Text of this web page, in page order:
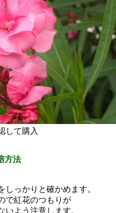
して購入
方法
しっかりと確かめます。
で紅花のつもりが
いよう注意します。